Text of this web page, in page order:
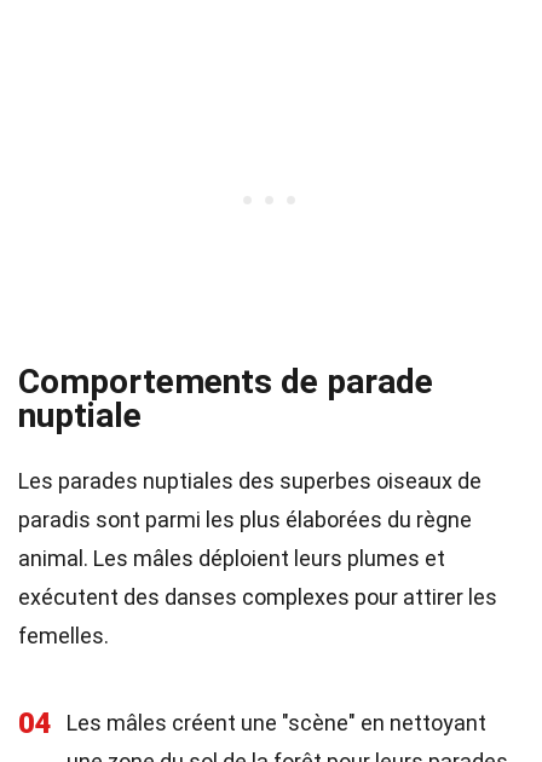
Comportements de parade
nuptiale
Les parades nuptiales des superbes oiseaux de
paradis sont parmi les plus élaborées du règne
animal. Les mâles déploient leurs plumes et
exécutent des danses complexes pour attirer les
femelles.
04
Les mâles créent une "scène" en nettoyant